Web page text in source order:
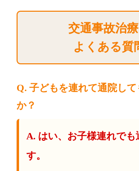
交通事故治
よくある質
Q. 子どもを連れて通院し
か？
A. はい、お子様連れでも
す。